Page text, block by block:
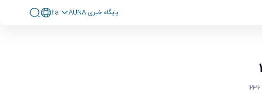
پايگاه خبری AUNA Fa